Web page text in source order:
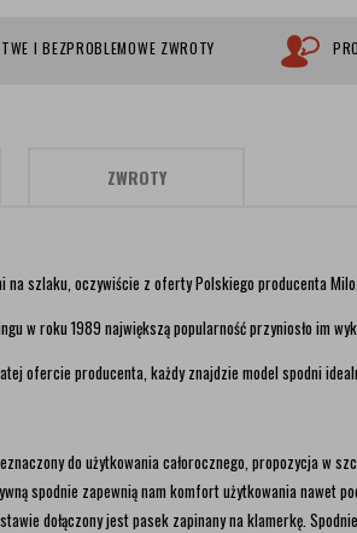
I BEZPROBLEMOWE ZWROTY
ZWROTY
na szlaku, oczywiście z oferty Polskiego producenta Milo.
w roku 1989 największą popularność przyniosło im
ofercie producenta, każdy znajdzie model spodni
do użytkowania całorocznego, propozycja w
spodnie zapewnią nam komfort użytkowania nawet
dołączony jest pasek zapinany na klamerkę.